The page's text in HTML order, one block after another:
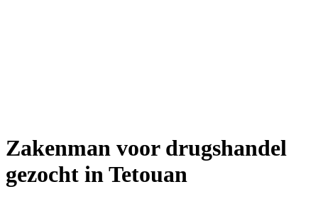
Zakenman voor drugshandel
gezocht in Tetouan